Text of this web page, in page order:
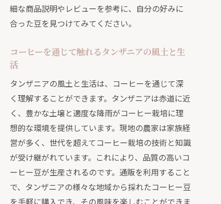
細な商品説明やレビューを参考に、自分の好みに
合った豆を見つけてみてください。
コーヒーを通じて触れるタンザニアの風土と生
活
タンザニアの風土と生活は、コーヒーを通じて深
く理解することができます。タンザニアは赤道に近
く、豊かな土壌と適度な降雨がコーヒー栽培に理
想的な環境を提供しています。現地の農家は家族経
営が多く、世代を超えてコーヒー栽培の技術と知識
が受け継がれています。これにより、品質の高いコ
ーヒー豆が生産されるのです。通販を利用すること
で、タンザニアの様々な地域から採れたコーヒー豆
を手軽に購入でき、その風味を楽しむことができま